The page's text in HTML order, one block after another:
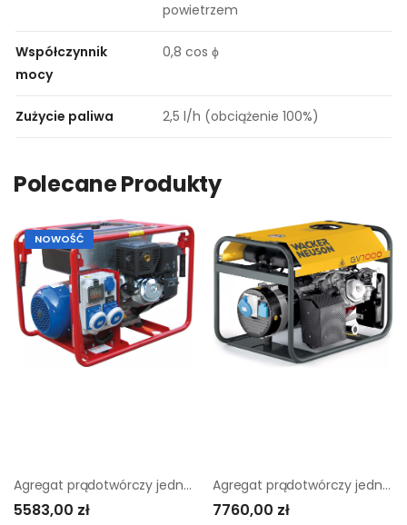
powietrzem
Współczynnik
mocy
0,8 cos ϕ
Zużycie paliwa 2,5 l/h (obciążenie 100%)
Polecane Produkty
NOWOŚĆ
Agregat prądotwórczy jednofazowy Sumera Motor smg-7M-K-avr
5583,00 zł
Agregat prądotwórczy jednofazowy Wacker Neuson GV 7000A
7760,00 zł